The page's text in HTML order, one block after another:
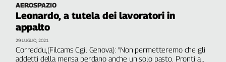
AEROSPAZIO
Leonardo, a tutela dei lavoratori in
appalto
Correddu,(Filcams Cgil Genova): "Non permetteremo che gli
addetti della mensa perdano anche un solo pasto. Pronti a
29 LUGLIO, 2021